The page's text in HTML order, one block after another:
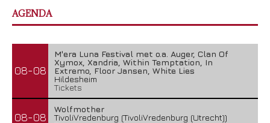
AGENDA
08-08
M'era Luna Festival met o.a. Auger, Clan Of
Xymox, Xandria, Within Temptation, In
Extremo, Floor Jansen, White Lies
Hildesheim
Tickets
08-08
Wolfmother
TivoliVredenburg (TivoliVredenburg (Utrecht))